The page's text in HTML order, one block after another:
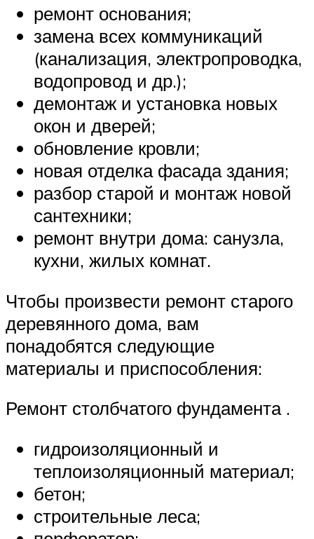
ремонт основания;
замена всех коммуникаций
(канализация, электропроводка,
водопровод и др.);
демонтаж и установка новых
окон и дверей;
обновление кровли;
новая отделка фасада здания;
разбор старой и монтаж новой
сантехники;
ремонт внутри дома: санузла,
кухни, жилых комнат.
Чтобы произвести ремонт старого
деревянного дома, вам
понадобятся следующие
материалы и приспособления:
Ремонт столбчатого фундамента .
гидроизоляционный и
теплоизоляционный материал;
бетон;
строительные леса;